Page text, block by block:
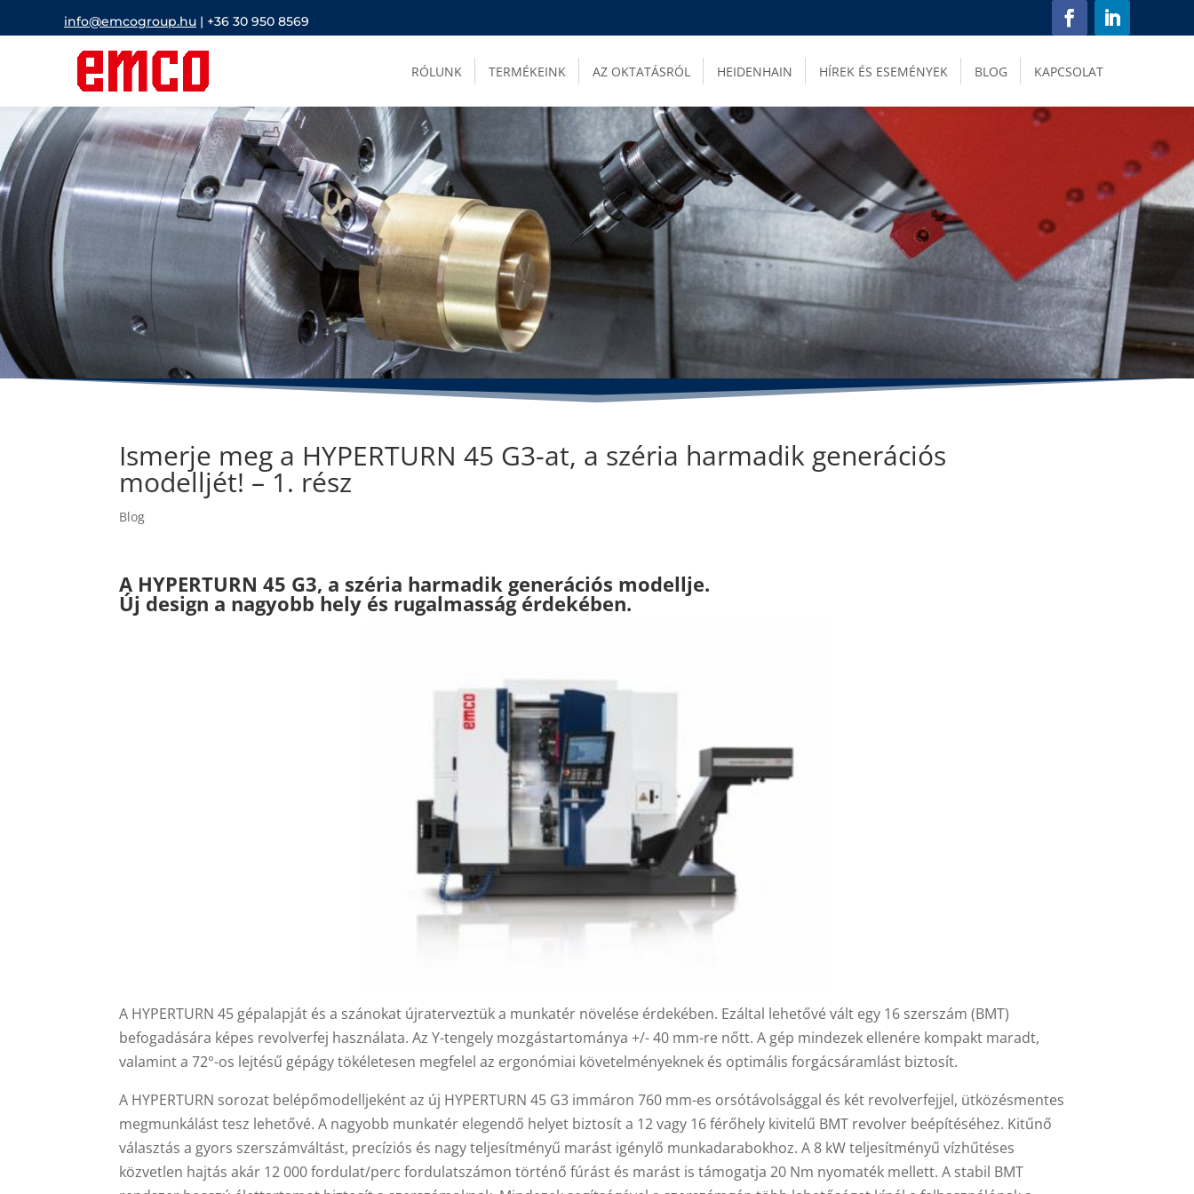
info@emcogroup.hu | +36 30 950 8569
RÓLUNK TERMÉKEINK AZ OKTATÁSRÓL HEIDENHAIN HÍREK ÉS ESEMÉNYEK BLOG KAPCSOLAT
Ismerje meg a HYPERTURN 45 G3-at, a széria harmadik generációs
modelljét! – 1. rész
Blog
A HYPERTURN 45 G3, a széria harmadik generációs modellje.
Új design a nagyobb hely és rugalmasság érdekében.
A HYPERTURN 45 gépalapját és a szánokat újraterveztük a munkatér növelése érdekében. Ezáltal lehetővé vált egy 16 szerszám (BMT)
befogadására képes revolverfej használata. Az Y-tengely mozgástartománya +/- 40 mm-re nőtt. A gép mindezek ellenére kompakt maradt,
valamint a 72°-os lejtésű gépágy tökéletesen megfelel az ergonómiai követelményeknek és optimális forgácsáramlást biztosít.
A HYPERTURN sorozat belépőmodelljeként az új HYPERTURN 45 G3 immáron 760 mm-es orsótávolsággal és két revolverfejjel, ütközésmentes
megmunkálást tesz lehetővé. A nagyobb munkatér elegendő helyet biztosít a 12 vagy 16 férőhely kivitelű BMT revolver beépítéséhez. Kitűnő
választás a gyors szerszámváltást, precíziós és nagy teljesítményű marást igénylő munkadarabokhoz. A 8 kW teljesítményű vízhűtéses
közvetlen hajtás akár 12 000 fordulat/perc fordulatszámon történő fúrást és marást is támogatja 20 Nm nyomaték mellett. A stabil BMT